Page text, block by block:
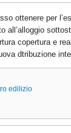
ottenere per
all’alloggio
copertura e
dtribuzione
edilizio